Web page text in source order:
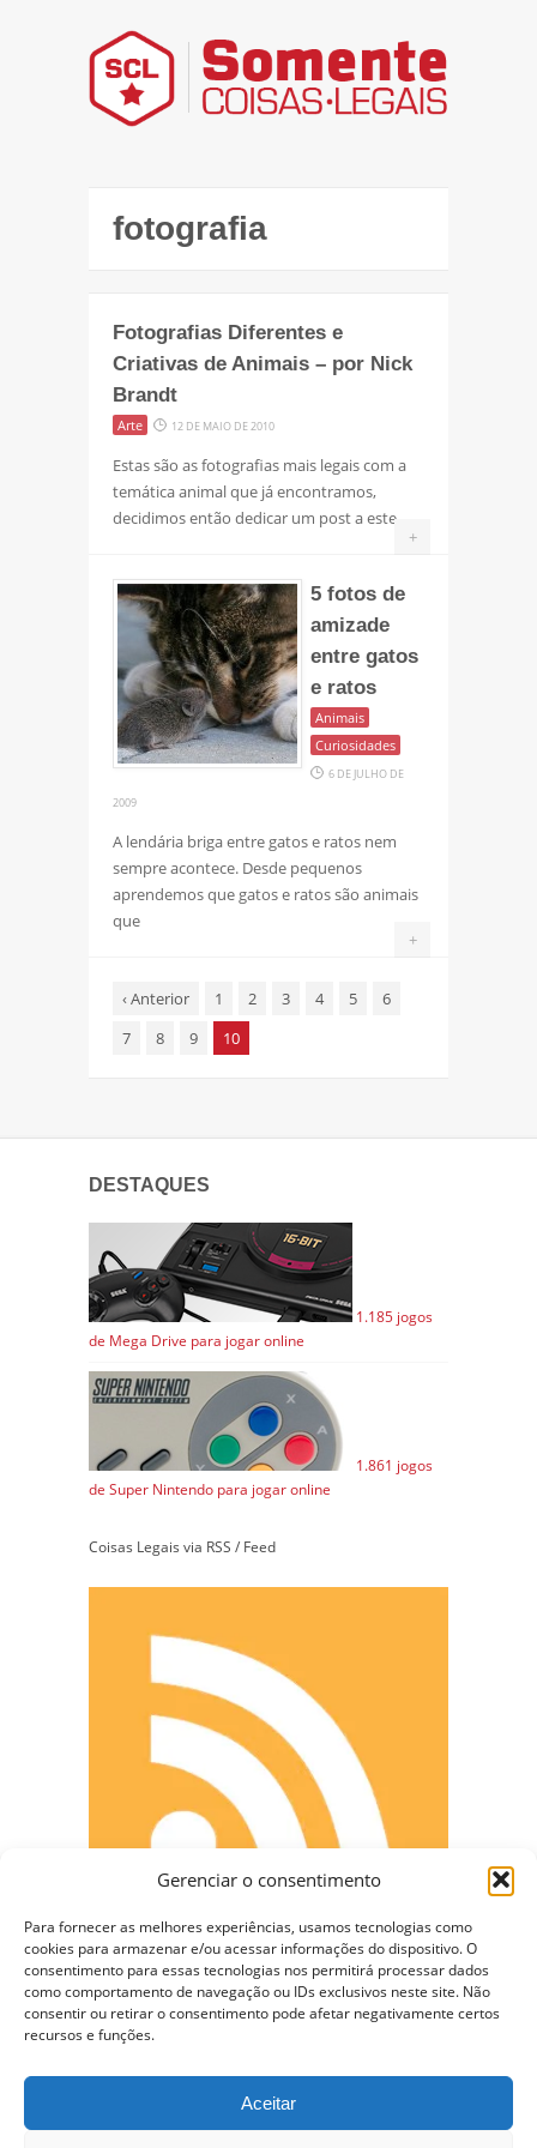
Gerenciar o consentimento
Para fornecer as melhores experiências, usamos tecnologias como
cookies para armazenar e/ou acessar informações do dispositivo. O
consentimento para essas tecnologias nos permitirá processar dados
como comportamento de navegação ou IDs exclusivos neste site. Não
consentir ou retirar o consentimento pode afetar negativamente certos
recursos e funções.
Aceitar
fotografia
Fotografias Diferentes e
Criativas de Animais – por Nick
Brandt
Arte 12 DE MAIO DE 2010
Estas são as fotografias mais legais com a
temática animal que já encontramos,
decidimos então dedicar um post a este
+
5 fotos de
amizade
entre gatos
e ratos
Animais
Curiosidades
6 DE JULHO DE
2009
A lendária briga entre gatos e ratos nem
sempre acontece. Desde pequenos
aprendemos que gatos e ratos são animais
que
+
‹Anterior 1 2 3 4 5
6
7
8 9 10
DESTAQUES
1.185 jogos
de Mega Drive para jogar online
1.861 jogos
de Super Nintendo para jogar online
Coisas Legais via RSS / Feed
CONECTE-SE